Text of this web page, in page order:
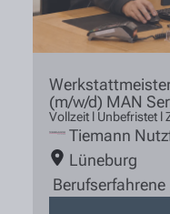
(m/w/d) MAN
Vollzeit l Unbefristet l
Tiemann
Lüneburg
Berufserfahrene